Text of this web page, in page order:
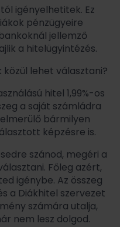
igényelhetitek. Ez
pénzügyeire
jellemző
a hitelügyintézés.
lehet választani?
hitel 1,99%-os
a saját számládra
bármilyen
képzésre is.
szánod, megéri a
Főleg azért,
igénybe. Az összeg
a Diákhitel szervezet
számára utalja,
nem lesz dolgod.